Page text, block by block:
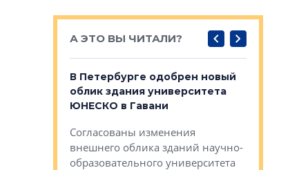
А ЭТО ВЫ ЧИТАЛИ?
В Петербурге одобрен новый
облик здания университета
ЮНЕСКО в Гавани
Согласованы изменения
внешнего облика зданий научно-
образовательного университета